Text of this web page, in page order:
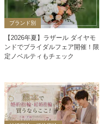
ブランド別
【2026年夏】ラザール ダイヤモ
ンドでブライダルフェア開催！限
定ノベルティもチェック